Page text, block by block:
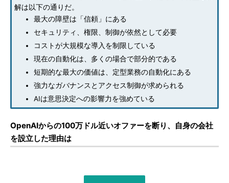
解は以下の通りだ。
最大の障壁は「信頼」にある
セキュリティ、権限、制御が依然として必要
コストが大規模な導入を制限している
現在の自動化は、多くの場合で部分的である
短期的な最大の価値は、定型業務の自動化にある
強力なガバナンスとアクセス制御が求められる
AIは意思決定への影響力を強めている
OpenAIからの100万ドル近いオファーを断り、自身の会社
を設立した理由は